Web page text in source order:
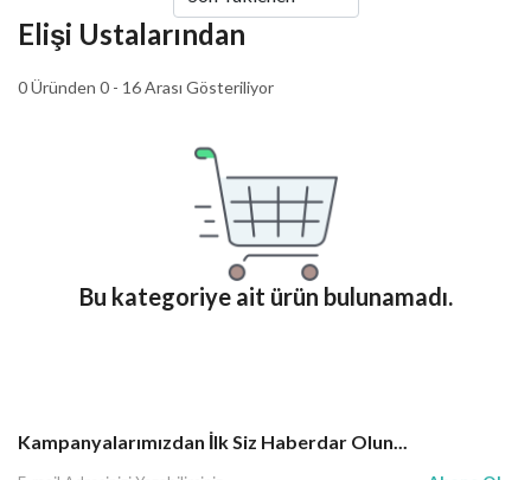
Elişi Ustalarından
0 Üründen 0 - 16 Arası Gösteriliyor
Bu kategoriye ait ürün bulunamadı.
Kampanyalarımızdan İlk Siz Haberdar Olun...